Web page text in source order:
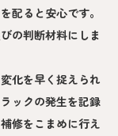
配ると安心です。
の判断材料にしま
化を早く捉えられ
ックの発生を記録
修をこまめに行え